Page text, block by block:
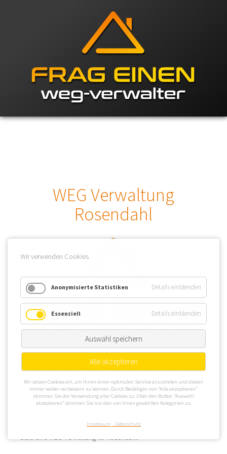
WEG Verwaltung
Rosendahl
Coesfeld. WEG Verwaltungen nutzen Rosendahl, um Immobilien
im westlichen Münsterland zu verwalten.
Wohnungseigentumsgesetz verwaltet haben wollen, finden hier
bald eine WEG Verwaltung für Rosendahl.
Wir verwenden Cookies
Anonymisierte Statistiken Details einblenden
Essenziell Details einblenden
Auswahl speichern
Alle akzeptieren
Wir setzen Cookies ein, um Ihnen einen optimalen Service anzubieten und diesen
immer weiter verbessern zu können. Durch Bestätigen von “Alle akzeptieren”
stimmen Sie der Verwendung aller Cookies zu. Über den Button “Auswahl
akzeptieren” stimmen Sie nur den von Ihnen gewählten Kategorien zu.
Impressum Datenschutz